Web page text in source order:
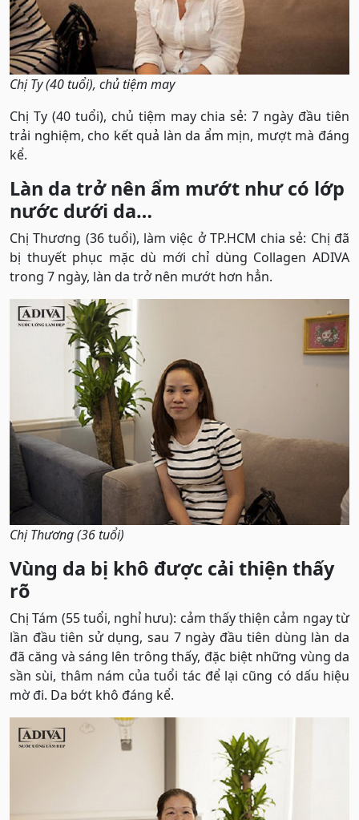
Chị Ty (40 tuổi), chủ tiệm may
Chị Ty (40 tuổi), chủ tiệm may chia sẻ: 7 ngày đầu tiên
trải nghiệm, cho kết quả làn da ẩm mịn, mượt mà đáng
kể.
Làn da trở nên ẩm mướt như có lớp
nước dưới da…
Chị Thương (36 tuổi), làm việc ở TP.HCM chia sẻ: Chị đã
bị thuyết phục mặc dù mới chỉ dùng Collagen ADIVA
trong 7 ngày, làn da trở nên mướt hơn hẳn.
Chị Thương (36 tuổi)
Vùng da bị khô được cải thiện thấy
rõ
Chị Tám (55 tuổi, nghỉ hưu): cảm thấy thiện cảm ngay từ
lần đầu tiên sử dụng, sau 7 ngày đầu tiên dùng làn da
đã căng và sáng lên trông thấy, đặc biệt những vùng da
sần sùi, thâm nám của tuổi tác để lại cũng có dấu hiệu
mờ đi. Da bớt khô đáng kể.